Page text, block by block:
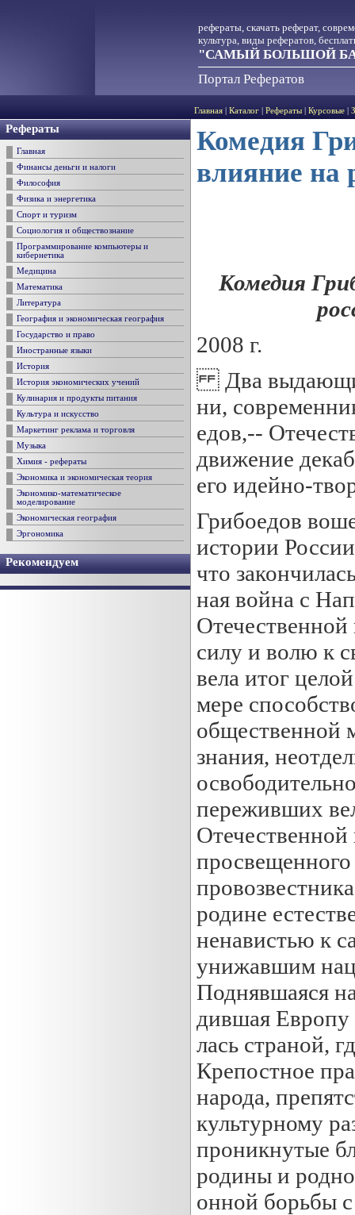
рефераты, скачать реферат,
культура, виды рефератов,
"САМЫЙ БОЛЬШОЙ
Портал Рефератов
Главная Каталог Рефераты Курсовые
Рефераты
Главная
Финансы деньги и налоги
Философия
Физика и энергетика
Спорт и туризм
Социология и обществознание
Программирование компьютеры и
кибернетика
Медицина
Математика
Литература
География и экономическая география
Государство и право
Иностранные языки
История
История экономических учений
Кулинария и продукты питания
Культура и искусство
Маркетинг реклама и торговля
Музыка
Химия - рефераты
Экономика и экономическая теория
Экономико-математическое
моделирование
Экономическая география
Эргономика
Рекомендуем
Комедия
влияние на
Комедия
2008 г.
Два
ни,
едов,--
движение
его идейно-
Грибоедов
истории
что
ная война с
силу и волю к
вела итог
мере
общественной
знания,
переживших
просвещенного
родине
ненавистью к
унижавшим
Поднявшаяся
дившая Европу
лась страной,
Крепостное
народа,
культурному
проникнутые
родины и
онной борьбы